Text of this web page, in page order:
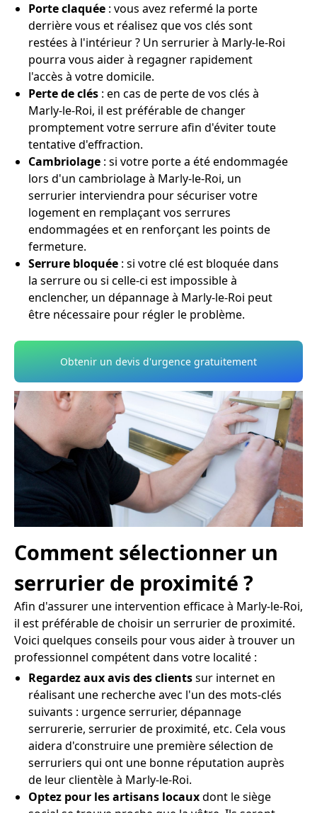
Porte claquée : vous avez refermé la porte
derrière vous et réalisez que vos clés sont
restées à l'intérieur ? Un serrurier à Marly-le-Roi
pourra vous aider à regagner rapidement
l'accès à votre domicile.
Perte de clés : en cas de perte de vos clés à
Marly-le-Roi, il est préférable de changer
promptement votre serrure afin d'éviter toute
tentative d'effraction.
Cambriolage : si votre porte a été endommagée
lors d'un cambriolage à Marly-le-Roi, un
serrurier interviendra pour sécuriser votre
logement en remplaçant vos serrures
endommagées et en renforçant les points de
fermeture.
Serrure bloquée : si votre clé est bloquée dans
la serrure ou si celle-ci est impossible à
enclencher, un dépannage à Marly-le-Roi peut
être nécessaire pour régler le problème.
Obtenir un devis d'urgence gratuitement
Comment sélectionner un
serrurier de proximité ?
Afin d'assurer une intervention efficace à Marly-le-Roi,
il est préférable de choisir un serrurier de proximité.
Voici quelques conseils pour vous aider à trouver un
professionnel compétent dans votre localité :
Regardez aux avis des clientssur internet en
réalisant une recherche avec l'un des mots-clés
suivants : urgence serrurier, dépannage
serrurerie, serrurier de proximité, etc. Cela vous
aidera d'construire une première sélection de
serruriers qui ont une bonne réputation auprès
de leur clientèle à Marly-le-Roi.
Optez pour les artisans locauxdont le siège